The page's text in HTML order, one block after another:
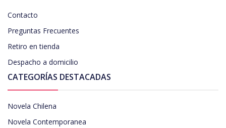
Contacto
Preguntas Frecuentes
Retiro en tienda
Despacho a domicilio
CATEGORÍAS DESTACADAS
Novela Chilena
Novela Contemporanea